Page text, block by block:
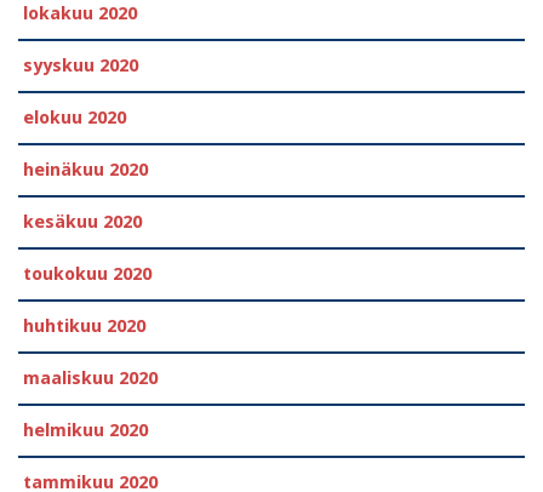
lokakuu 2020
syyskuu 2020
elokuu 2020
heinäkuu 2020
kesäkuu 2020
toukokuu 2020
huhtikuu 2020
maaliskuu 2020
helmikuu 2020
tammikuu 2020